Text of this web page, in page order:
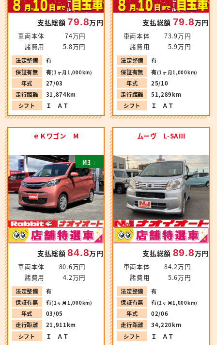
支払総額 79.8万円
車両本体
74万円
諸費用
5.8万円
法定整備
有
保証有無
有(1ヶ月1,000km)
年式
27/03
走行距離
31,874km
シフト
Ｉ ＡＴ
支払総額 79.8万円
車両本体
73.9万円
諸費用
5.9万円
法定整備
有
保証有無
有(1ヶ月1,000km)
年式
25/10
走行距離
51,289km
シフト
Ｉ ＡＴ
ｅＫワゴン M
NE W
支払総額84.8万円
車両本体
80.6万円
諸費用
4.2万円
法定整備
有
保証有無
有(1ヶ月1,000km)
年式
03/05
走行距離
21,911km
シフト
Ｉ ＡＴ
ムーヴ L-SAⅢ
支払総額 89.8万円
車両本体
84.2万円
諸費用
5.6万円
法定整備
有
保証有無
有(1ヶ月1,000km)
年式
02/06
走行距離
34,220km
シフト
Ｉ ＡＴ